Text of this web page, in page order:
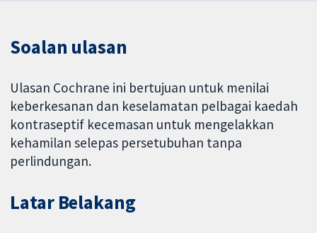
Soalan ulasan
Ulasan Cochrane ini bertujuan untuk menilai
keberkesanan dan keselamatan pelbagai kaedah
kontraseptif kecemasan untuk mengelakkan
kehamilan selepas persetubuhan tanpa
perlindungan.
Latar Belakang